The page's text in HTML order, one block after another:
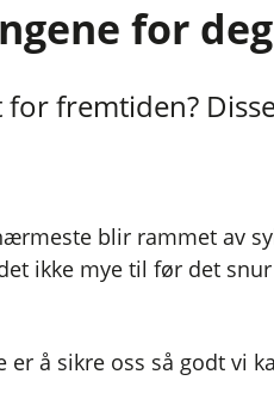
for
fremtiden?
blir rammet av
ikke mye til før det
å sikre oss så godt vi